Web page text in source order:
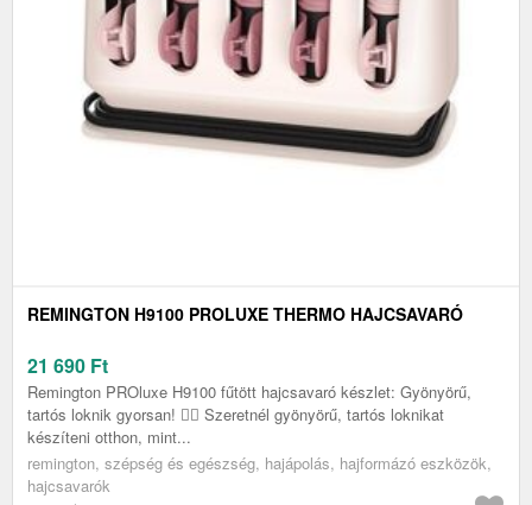
REMINGTON H9100 PROLUXE THERMO HAJCSAVARÓ
21 690 Ft
Remington PROluxe H9100 fűtött hajcsavaró készlet: Gyönyörű,
tartós loknik gyorsan! 💁‍♀️ Szeretnél gyönyörű, tartós loknikat
készíteni otthon, mint...
remington, szépség és egészség, hajápolás, hajformázó eszközök,
hajcsavarók